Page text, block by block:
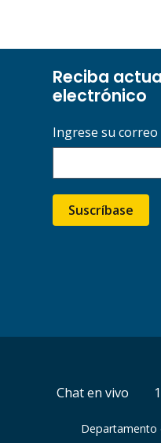
Reciba
electrónico
Ingrese su
Suscríbase
Chat en vivo
Departamento